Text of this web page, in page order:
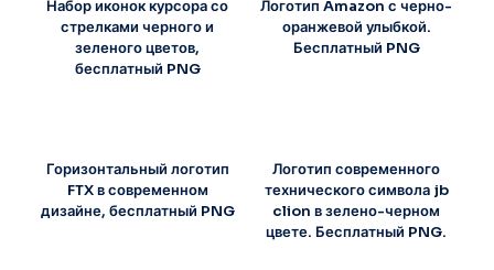
Набор иконок курсора со
стрелками черного и
зеленого цветов,
бесплатный PNG
Логотип Amazon с черно-
оранжевой улыбкой.
Бесплатный PNG
Горизонтальный логотип
FTX в современном
дизайне, бесплатный PNG
Логотип современного
технического символа jb
clion в зелено-черном
цвете. Бесплатный PNG.